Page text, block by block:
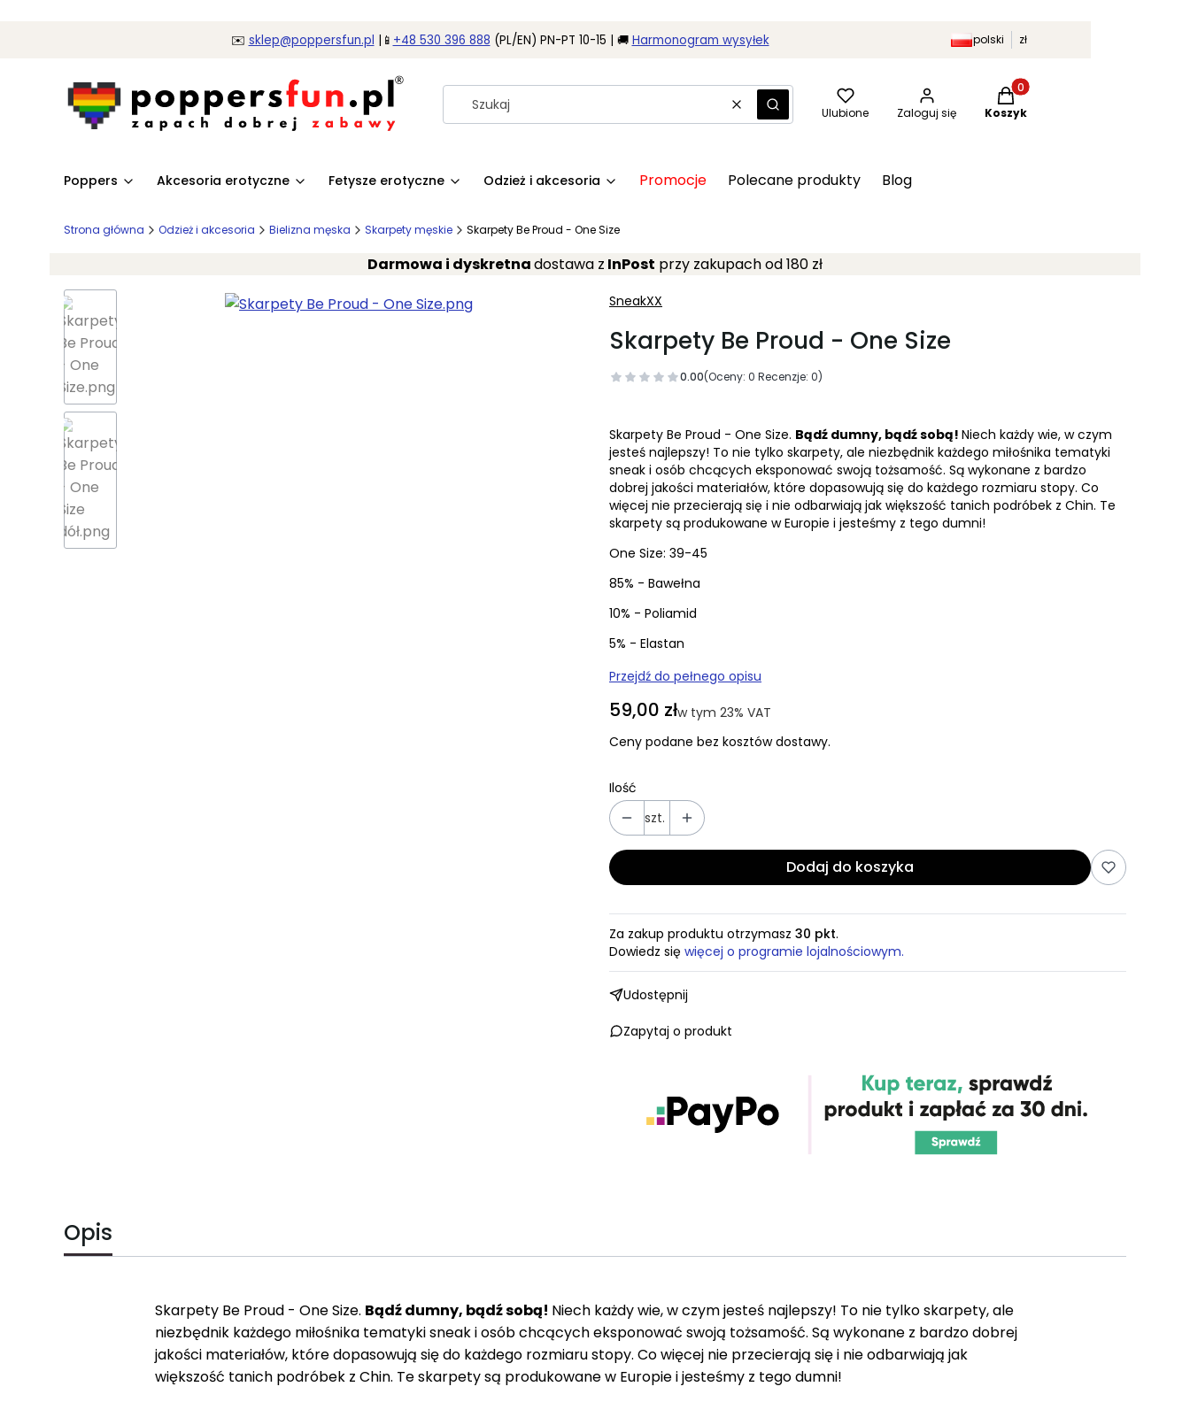
✉️ sklep@poppersfun.pl |📱 +48 530 396 888 (PL/EN) PN-PT 10-15 | 🚚 Harmonogram wysyłek polski zł
WyczyśćSzukaj Ulubione Zaloguj się
Produkty w koszyku: 0.
Koszyk
Poppers Akcesoria erotyczne Fetysze erotyczne Odzież i akcesoria Promocje Polecane produkty Blog
Strona główna Odzież i akcesoria Bielizna męska Skarpety męskie Skarpety Be Proud - One Size
Darmowa i dyskretnadostawa z InPost przy zakupach od 180 zł
SneakXX
Skarpety Be Proud - One Size
0.00(Oceny: 0 Recenzje: 0)
Skarpety Be Proud - One Size. Bądź dumny, bądź sobą! Niech każdy wie, w czym
jesteś najlepszy! To nie tylko skarpety, ale niezbędnik każdego miłośnika tematyki
sneak i osób chcących eksponować swoją tożsamość. Są wykonane z bardzo
dobrej jakości materiałów, które dopasowują się do każdego rozmiaru stopy. Co
więcej nie przecierają się i nie odbarwiają jak większość tanich podróbek z Chin. Te
skarpety są produkowane w Europie i jesteśmy z tego dumni!
One Size: 39-45
85% - Bawełna
10% - Poliamid
5% - Elastan
Przejdź do pełnego opisu
Cena
59,00 złw tym 23% VAT
w tym 23% VAT
Ceny podane bez kosztów dostawy.
Ilość
szt.
Dodaj do koszyka
Za zakup produktu otrzymasz 30 pkt.
Dowiedz się więcej o programie lojalnościowym.
Udostępnij
Zapytaj o produkt
Opis
Skarpety Be Proud - One Size. Bądź dumny, bądź sobą! Niech każdy wie, w czym jesteś najlepszy! To nie tylko skarpety, ale
niezbędnik każdego miłośnika tematyki sneak i osób chcących eksponować swoją tożsamość. Są wykonane z bardzo dobrej
jakości materiałów, które dopasowują się do każdego rozmiaru stopy. Co więcej nie przecierają się i nie odbarwiają jak
większość tanich podróbek z Chin. Te skarpety są produkowane w Europie i jesteśmy z tego dumni!